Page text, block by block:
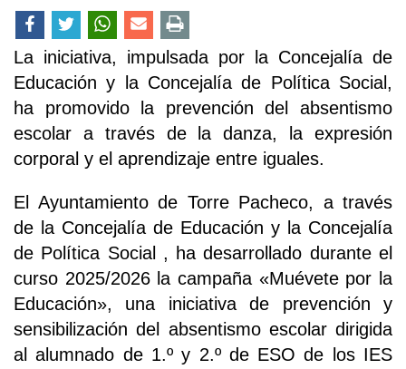
La iniciativa, impulsada por la Concejalía de
Educación y la Concejalía de Política Social,
ha promovido la prevención del absentismo
escolar a través de la danza, la expresión
corporal y el aprendizaje entre iguales.
El Ayuntamiento de Torre Pacheco, a través
de la Concejalía de Educación y la Concejalía
de Política Social , ha desarrollado durante el
curso 2025/2026 la campaña «Muévete por la
Educación», una iniciativa de prevención y
sensibilización del absentismo escolar dirigida
al alumnado de 1.º y 2.º de ESO de los IES